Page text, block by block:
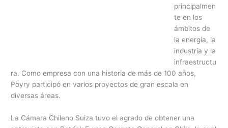
principalmen
te en los
ámbitos de
la energía, la
industria y la
infraestructu
ra. Como empresa con una historia de más de 100 años,
Pöyry participó en varios proyectos de gran escala en
diversas áreas.
La Cámara Chileno Suiza tuvo el agrado de obtener una